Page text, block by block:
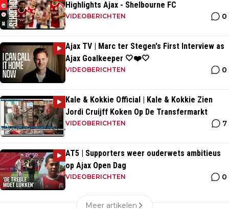
Highlights Ajax - Shelbourne FC
VIDEOBERICHTEN 0
Ajax TV | Marc ter Stegen's First Interview as
Ajax Goalkeeper 🤍❤️🤍
VIDEOBERICHTEN 0
Kale & Kokkie Official | Kale & Kokkie Zien
Jordi Cruijff Koken Op De Transfermarkt
VIDEOBERICHTEN 7
AT5 | Supporters weer ouderwets ambitieus
op Ajax Open Dag
VIDEOBERICHTEN 0
Meer artikelen